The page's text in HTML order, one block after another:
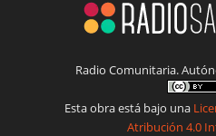
Radio Comunitaria.
Esta obra está bajo una
Atribución 4.0